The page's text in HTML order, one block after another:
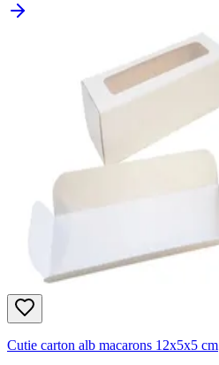
Cutie carton alb macarons 12x5x5 cm